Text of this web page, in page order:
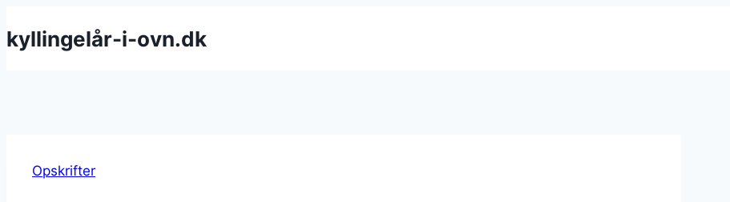
til
kyllingelår-i-ovn.dk
Opskrifter